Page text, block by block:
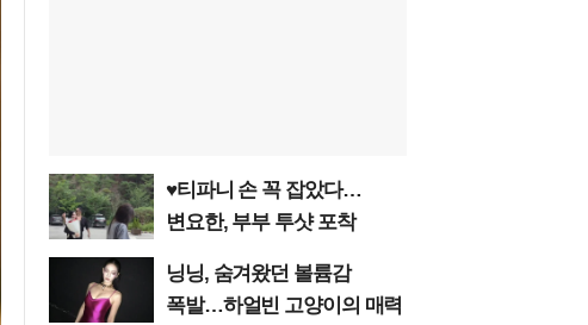
♥티파니 손 꼭 잡았다…
변요한, 부부 투샷 포착
닝닝, 숨겨왔던 볼륨감
폭발…하얼빈 고양이의 매력